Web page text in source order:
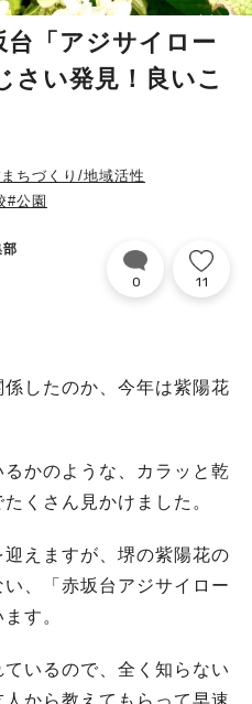
台「アジサイロー
さい発見！良いこ
ちづくり/地域活性
#公園
部
0 11
したのか、今年は紫陽花
かのような、カラッと乾
くさん見かけました。
えますが、堺の紫陽花の
、「赤坂台アジサイロー
す。
いるので、全く知らない
から教えてもらって早速